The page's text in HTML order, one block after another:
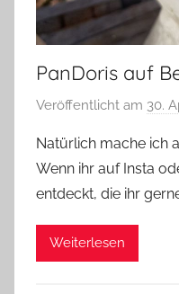
PanDoris auf
Veröffentlicht am 30.
Natürlich mache ich
Wenn ihr auf Insta
entdeckt, die ihr
Weiterlesen